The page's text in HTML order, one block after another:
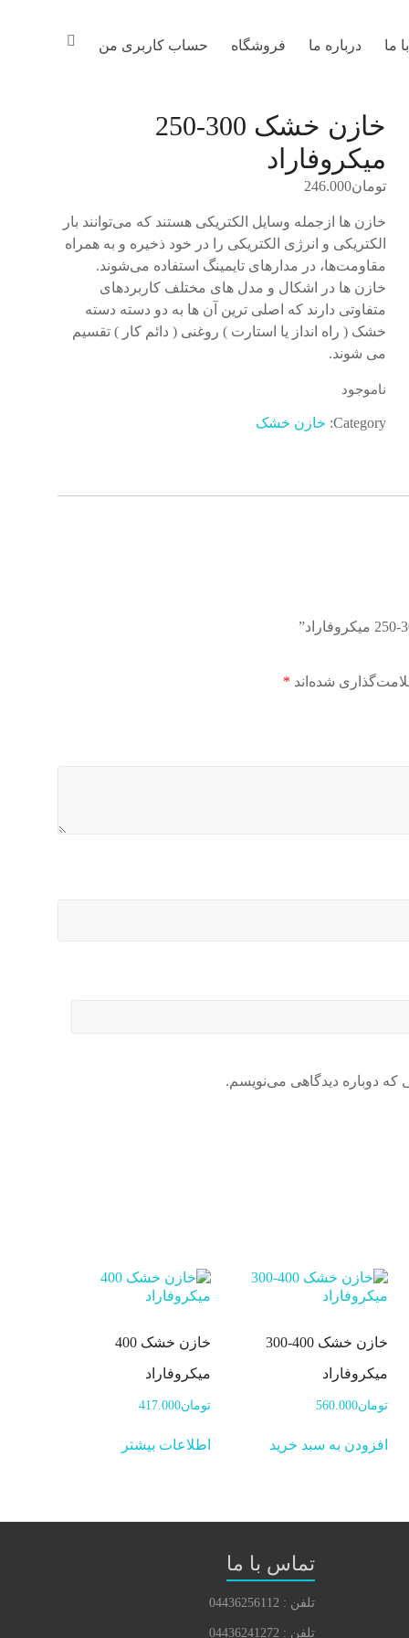
ما درباره ما فروشگاه حساب کاربری من
خازن خشک 300-250
میکروفاراد
تومان246.000
خازن ها ازجمله وسایل الکتریکی هستند که می‌توانند بار
الکتریکی و انرژی الکتریکی را در خود ذخیره و به همراه
مقاومت‌ها، در مدارهای تایمینگ استفاده می‌شوند.
خازن ها در اشکال و مدل های مختلف کاربردهای
متفاوتی دارند که اصلی ترین آن ها به دو دسته دسته
خشک ( راه انداز یا استارت ) روغنی ( دائم کار ) تقسیم
می شوند.
ناموجود
Category: خازن خشک
شده‌اند *
که دوباره دیدگاهی می‌نویسم.
خازن خشک 400-300
میکروفاراد
تومان560.000
افزودن به سبد خرید
خازن خشک 400
میکروفاراد
تومان417.000
اطلاعات بیشتر
تماس با ما
تلفن : 04436256112
تلفن : 04436241272